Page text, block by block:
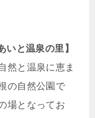
と温泉の里】
然と温泉に恵ま
の自然公園で
場となってお